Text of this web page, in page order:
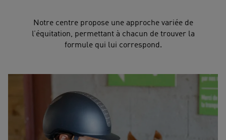
Notre centre propose une approche variée de
l’équitation, permettant à chacun de trouver la
formule qui lui correspond.